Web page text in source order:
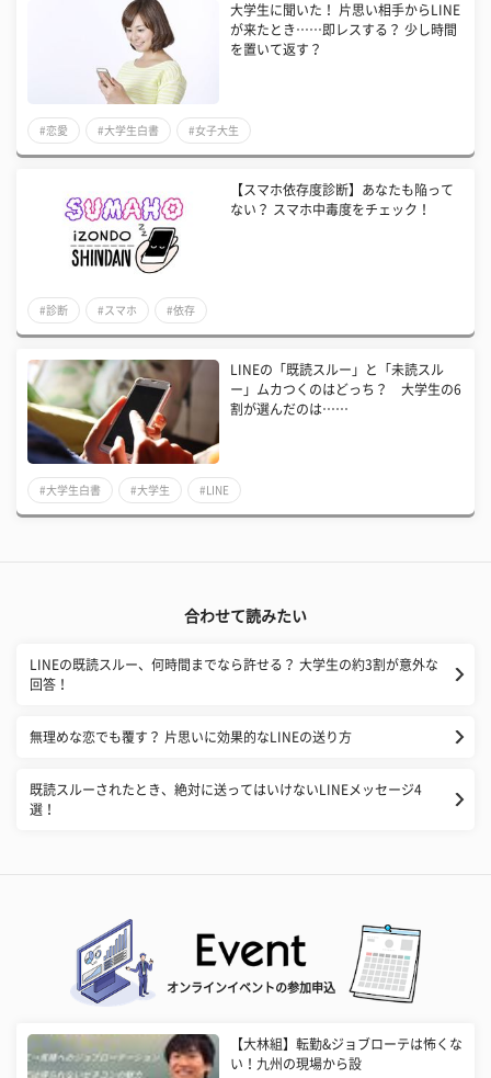
大学生に聞いた！ 片思い相手からLINE
が来たとき……即レスする？ 少し時間
を置いて返す？
#恋愛 #大学生白書 #女子大生
【スマホ依存度診断】あなたも陥って
ない？ スマホ中毒度をチェック！
#診断 #スマホ #依存
LINEの「既読スルー」と「未読スル
ー」ムカつくのはどっち？ 大学生の6
割が選んだのは……
#大学生白書 #大学生 #LINE
合わせて読みたい
LINEの既読スルー、何時間までなら許せる？ 大学生の約3割が意外な
回答！
無理めな恋でも覆す？ 片思いに効果的なLINEの送り方
既読スルーされたとき、絶対に送ってはいけないLINEメッセージ4
選！
オンラインイベントの参加申込
【大林組】転勤&ジョブローテは怖くな
い！九州の現場から設